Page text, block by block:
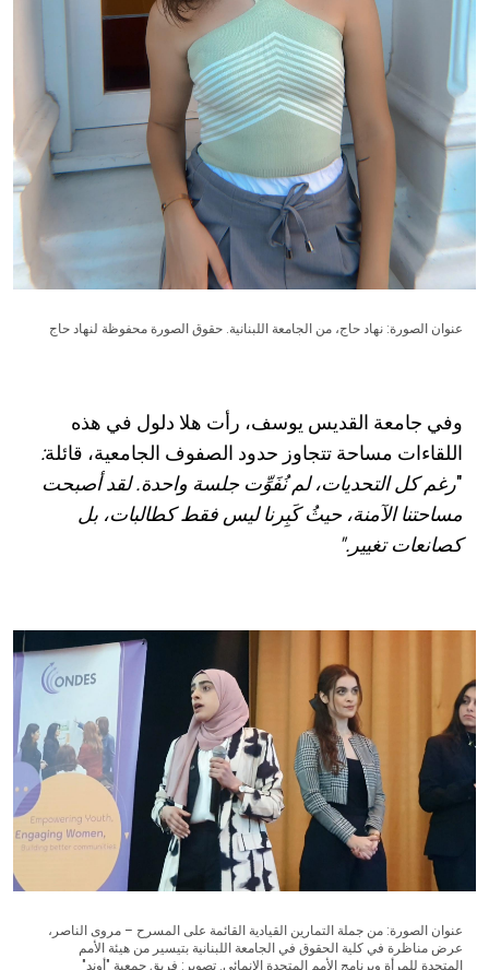
عنوان الصورة: نهاد حاج، من الجامعة اللبنانية. حقوق الصورة محفوظة لنهاد حاج
وفي جامعة القديس يوسف، رأت هلا دلول في هذه
اللقاءات مساحة تتجاوز حدود الصفوف الجامعية، قائلة:
"رغم كل التحديات، لم نُفَوِّت جلسة واحدة. لقد أصبحت
مساحتنا الآمنة، حيثُ كَبِرنا ليس فقط كطالبات، بل
كصانعات تغيير."
عنوان الصورة: من جملة التمارين القيادية القائمة على المسرح – مروى الناصر،
عرض مناظرة في كلية الحقوق في الجامعة اللبنانية بتيسير من هيئة الأمم
المتحدة للمرأة وبرنامج الأمم المتحدة الإنمائي. تصوير: فريق جمعية "أوند"